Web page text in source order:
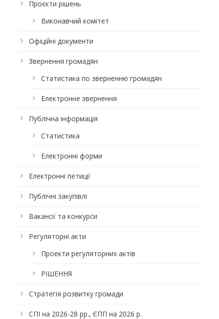
Проєкти рішень
Виконавчий комітет
Офіційні документи
Звернення громадян
Статистика по зверненню громадян
Електронне звернення
Публічна інформація
Статистика
Електронні форми
Електронні петиції
Публічні закупівлі
Вакансії та конкурси
Регуляторні акти
Проекти регуляторних актів
РІШЕННЯ
Стратегія розвитку громади
СПІ на 2026-28 рр., ЄПП на 2026 р.